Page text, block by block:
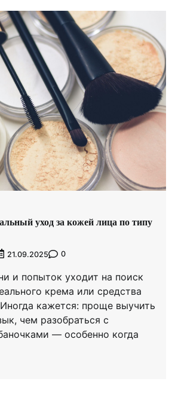
уход за кожей лица по типу
21.09.2025 0
и попыток уходит на поиск
крема или средства
кажется: проще выучить
чем разобраться с
— особенно когда